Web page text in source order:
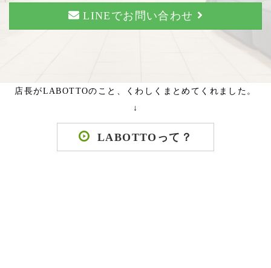
LINEでお問い合わせ
店長がLABOTTOのこと、くわしくまとめてくれました。
↓
LABOTTOって？